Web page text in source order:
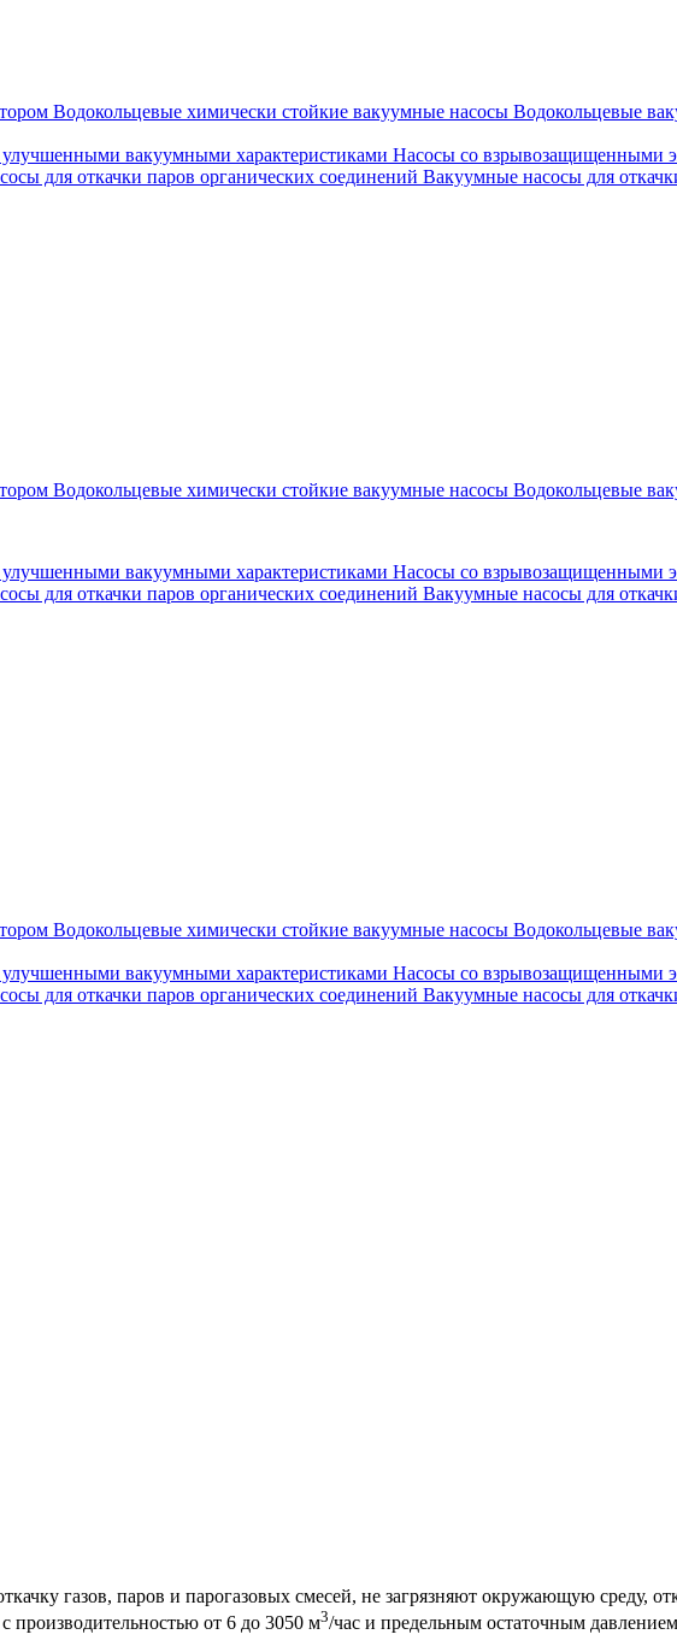
Водокольцевые химически стойкие вакуумные насосы Водокольцевые
вакуумными характеристиками Насосы со взрывозащищенными
для откачки паров органических соединений Вакуумные насосы для
Водокольцевые химически стойкие вакуумные насосы Водокольцевые
вакуумными характеристиками Насосы со взрывозащищенными
для откачки паров органических соединений Вакуумные насосы для
Водокольцевые химически стойкие вакуумные насосы Водокольцевые
вакуумными характеристиками Насосы со взрывозащищенными
для откачки паров органических соединений Вакуумные насосы для
газов, паров и парогазовых смесей, не загрязняют окружающую среду,
производительностью от 6 до 3050 м3/час и предельным остаточным